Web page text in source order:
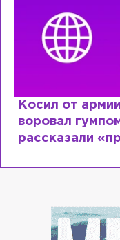
Косил от
воровал
рассказали